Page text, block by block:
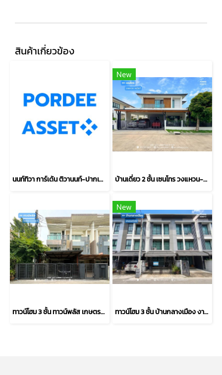
สินค้าเกี่ยวข้อง
นนท์ทิวา การ์เด้น ติวานนท์-ปากเกร็ด37 ตรงข้าม รร.พระหฤทัยนนทบุรี ใกล้แยกสวนสมเด็จฯ ศรีสมาน : Nontiwa Garden
New
บ้านเดี่ยว 2 ชั้น เซนโทร วงแหวน-จตุโชติ (ขนาด 59 ตร.ว.) เดินทางง่าย ใกล้ทางด่วนนิดเดียว สามวาตะวันตก คลองสามวา กทม. : Centro Wongwaen-Chatuchot
ทาวน์โฮม 3 ชั้น ทาวน์พลัส เกษตร-นวมินทร์ หลังริม (ขนาด 28 ตร.ว.) ถ.คลองลำเจียก แขวงนวลจันทร์ เขตบึงกุ่ม กรุงเทพมหานคร : Towmplus Keset-Nawamin
New
ทาวน์โฮม 3 ชั้น บ้านกลางเมือง งามวงศ์วาน (ขนาด 18 ตร.ว.) งามวงศ์วาน 47 แยก 6 (ซ.ชินเขต 2/6) ใกล้การไฟฟ้าส่วนภูมิภาค(สำนักงานใหญ่) หลักสี่ กทม. : Baan Klang Muang Ngamwongwan